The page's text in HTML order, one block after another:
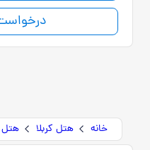
خانه هتل کربلا هتل